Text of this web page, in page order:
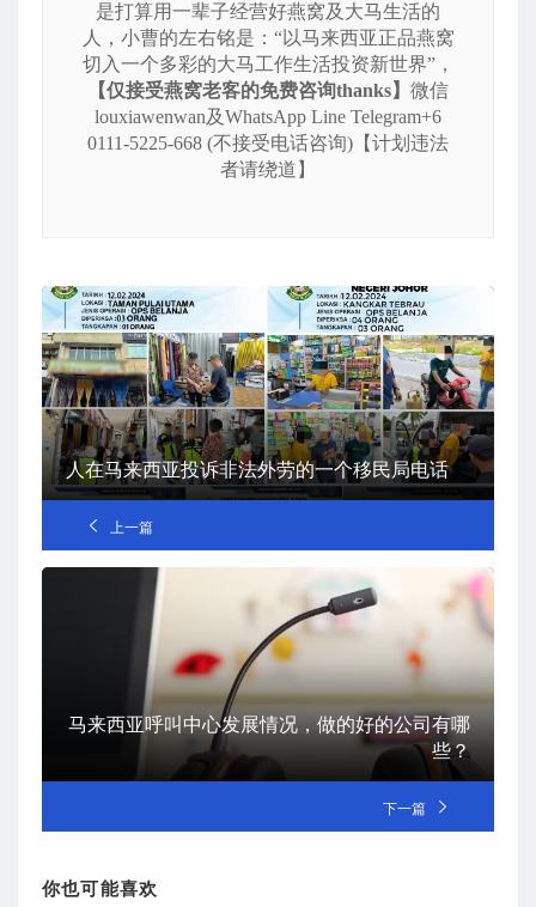
是打算用一辈子经营好燕窝及大马生活的
人，小曹的左右铭是：“以马来西亚正品燕窝
切入一个多彩的大马工作生活投资新世界”，
【仅接受燕窝老客的免费咨询thanks】 微信
louxiawenwan及WhatsApp Line Telegram+6
0111-5225-668 (不接受电话咨询)【计划违法
者请绕道】
人在马来西亚投诉非法外劳的一个移民局电话
上一篇
马来西亚呼叫中心发展情况，做的好的公司有哪
些？
下一篇
你也可能喜欢